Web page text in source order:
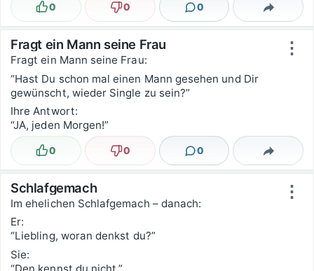
Lustig
0 Nicht lustig
0 0
Kommentare Teilen
⋮
Fragt ein Mann seine Frau
Fragt ein Mann seine Frau:
“Hast Du schon mal einen Mann gesehen und Dir
gewünscht, wieder Single zu sein?”
Ihre Antwort:
“JA, jeden Morgen!”
Lustig
0 Nicht lustig
0 0
Kommentare Teilen
⋮
Schlafgemach
Im ehelichen Schlafgemach – danach:
Er:
“Liebling, woran denkst du?”
Sie: